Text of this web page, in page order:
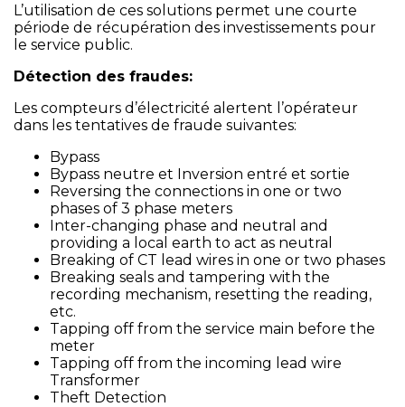
L’utilisation de ces solutions permet une courte
période de récupération des investissements pour
le service public.
Détection des fraudes:
Les compteurs d’électricité alertent l’opérateur
dans les tentatives de fraude suivantes:
Bypass
Bypass neutre et Inversion entré et sortie
Reversing the connections in one or two
phases of 3 phase meters
Inter-changing phase and neutral and
providing a local earth to act as neutral
Breaking of CT lead wires in one or two phases
Breaking seals and tampering with the
recording mechanism, resetting the reading,
etc.
Tapping off from the service main before the
meter
Tapping off from the incoming lead wire
Transformer
Theft Detection